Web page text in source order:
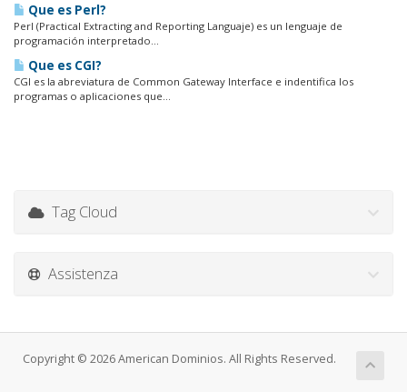
Que es Perl?
Perl (Practical Extracting and Reporting Languaje) es un lenguaje de
programación interpretado...
Que es CGI?
CGI es la abreviatura de Common Gateway Interface e indentifica los
programas o aplicaciones que...
Tag Cloud
Assistenza
Copyright © 2026 American Dominios. All Rights Reserved.